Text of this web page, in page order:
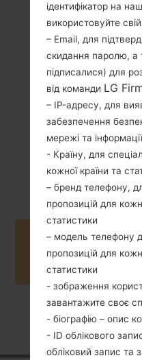
112 грам (3.95
унції)
Unknown
Buy
Головна → Серія
ідентифікатор на
використовуйте
– Email, для
скидання паролю, а
підписалися) для
від команди LG
– IP-адресу, для
забезпечення
мережі та інформації
- Країну, для
кожної країни та
– бренд телефону,
пропозицій для
статистики
– модель телефону
пропозицій для
статистики
- зображення
завантажите своє
- біографію – опис
- ID облікового
обліковий запис та